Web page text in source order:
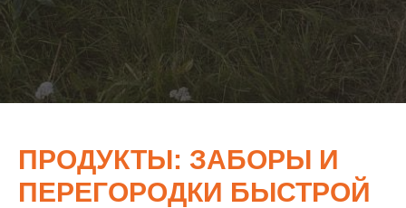
ПРОДУКТЫ: ЗАБОРЫ И
ПЕРЕГОРОДКИ БЫСТРОЙ